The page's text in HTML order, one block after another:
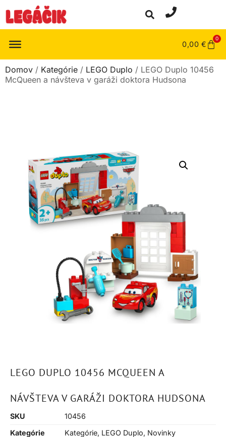
0,00 €
0
Domov / Kategórie / LEGO Duplo / LEGO Duplo 10456
McQueen a návšteva v garáži doktora Hudsona
LEGO DUPLO 10456 MCQUEEN A
NÁVŠTEVA V GARÁŽI DOKTORA HUDSONA
SKU
10456
Kategórie
Kategórie, LEGO Duplo, Novinky